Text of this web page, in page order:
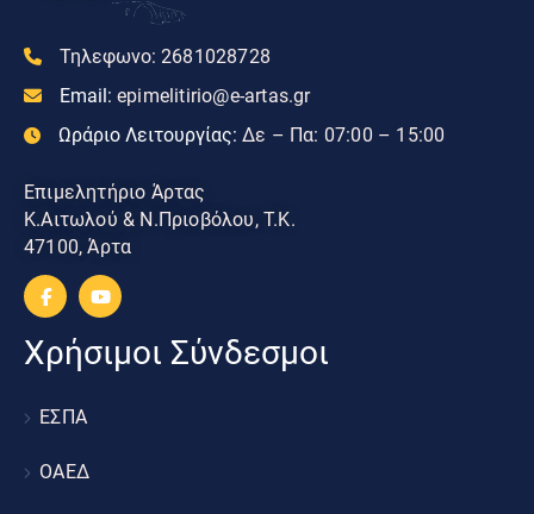
Τηλεφωνο: 2681028728
Email: epimelitirio@e-artas.gr
Ωράριο Λειτουργίας: Δε – Πα: 07:00 – 15:00
Επιμελητήριο Άρτας
Κ.Αιτωλού & Ν.Πριοβόλου, Τ.Κ.
47100, Άρτα
Χρήσιμοι Σύνδεσμοι
ΕΣΠΑ
ΟΑΕΔ